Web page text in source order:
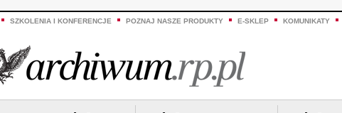
SZKOLENIA I KONFERENCJE POZNAJ NASZE PRODUKTY E-SKLEP KOMUNIKATY